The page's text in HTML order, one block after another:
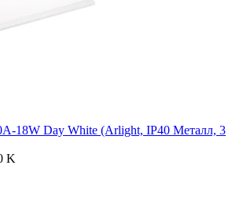
18W Day White (Arlight, IP40 Металл, 3
K